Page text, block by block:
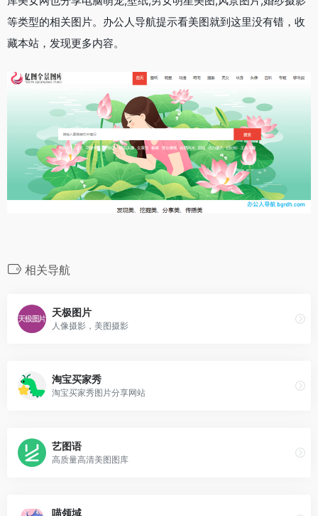
等类型的相关图片。办公人导航提示看美图就到这里没有错，收
藏本站，发现更多内容。
相关导航
天极图片
人像摄影，美图摄影
淘宝买家秀
淘宝买家秀图片分享网站
艺图语
高质量高清美图图库
喵领域